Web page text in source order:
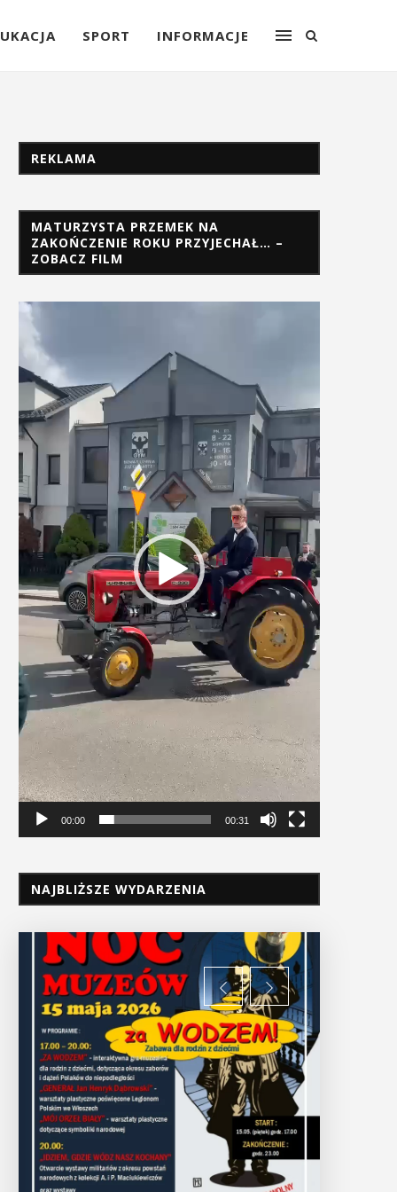
SPORT INFORMACJE
REKLAMA
MATURZYSTA PRZEMEK NA
ZAKOŃCZENIE ROKU PRZYJECHAŁ… –
ZOBACZ FILM
Odtwarzacz
video
00:00 00:31
NAJBLIŻSZE WYDARZENIA